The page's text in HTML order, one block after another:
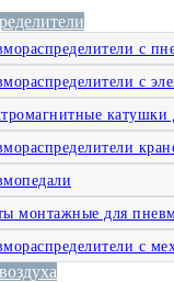
с
с
катушки
монтажные для
с